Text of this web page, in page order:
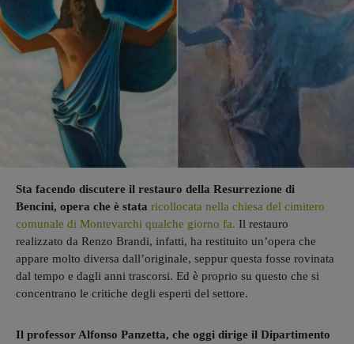
Sta facendo discutere il restauro della Resurrezione di
Bencini, opera che è stata ricollocata nella chiesa del cimitero
comunale di Montevarchi qualche giorno fa. Il restauro
realizzato da Renzo Brandi, infatti, ha restituito un’opera che
appare molto diversa dall’originale, seppur questa fosse rovinata
dal tempo e dagli anni trascorsi. Ed è proprio su questo che si
concentrano le critiche degli esperti del settore.
Il professor Alfonso Panzetta, che oggi dirige il Dipartimento